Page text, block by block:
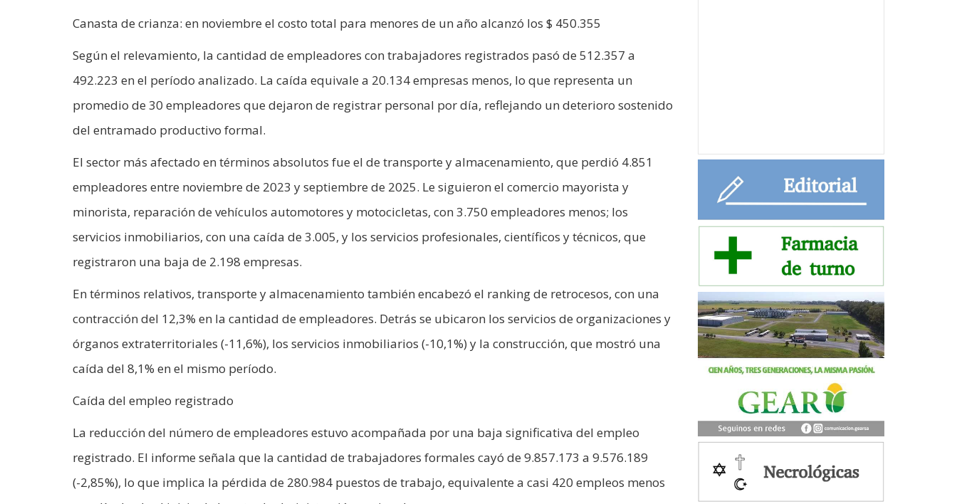
Canasta de crianza: en noviembre el costo total para menores de un año alcanzó los $ 450.355
Según el relevamiento, la cantidad de empleadores con trabajadores registrados pasó de 512.357 a
492.223 en el período analizado. La caída equivale a 20.134 empresas menos, lo que representa un
promedio de 30 empleadores que dejaron de registrar personal por día, reflejando un deterioro sostenido
del entramado productivo formal.
El sector más afectado en términos absolutos fue el de transporte y almacenamiento, que perdió 4.851
empleadores entre noviembre de 2023 y septiembre de 2025. Le siguieron el comercio mayorista y
minorista, reparación de vehículos automotores y motocicletas, con 3.750 empleadores menos; los
servicios inmobiliarios, con una caída de 3.005, y los servicios profesionales, científicos y técnicos, que
registraron una baja de 2.198 empresas.
En términos relativos, transporte y almacenamiento también encabezó el ranking de retrocesos, con una
contracción del 12,3% en la cantidad de empleadores. Detrás se ubicaron los servicios de organizaciones y
órganos extraterritoriales (-11,6%), los servicios inmobiliarios (-10,1%) y la construcción, que mostró una
caída del 8,1% en el mismo período.
Caída del empleo registrado
La reducción del número de empleadores estuvo acompañada por una baja significativa del empleo
registrado. El informe señala que la cantidad de trabajadores formales cayó de 9.857.173 a 9.576.189
(-2,85%), lo que implica la pérdida de 280.984 puestos de trabajo, equivalente a casi 420 empleos menos